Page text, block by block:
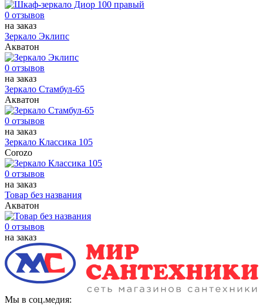
0 отзывов
на заказ
Зеркало Эклипс
Акватон
0 отзывов
на заказ
Зеркало Стамбул-65
Акватон
0 отзывов
на заказ
Зеркало Классика 105
Corozo
0 отзывов
на заказ
Товар без названия
Акватон
0 отзывов
на заказ
Мы в соц.медия: